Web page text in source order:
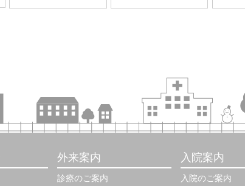
外来案内
診療のご案内
入院案内
入院のご案内